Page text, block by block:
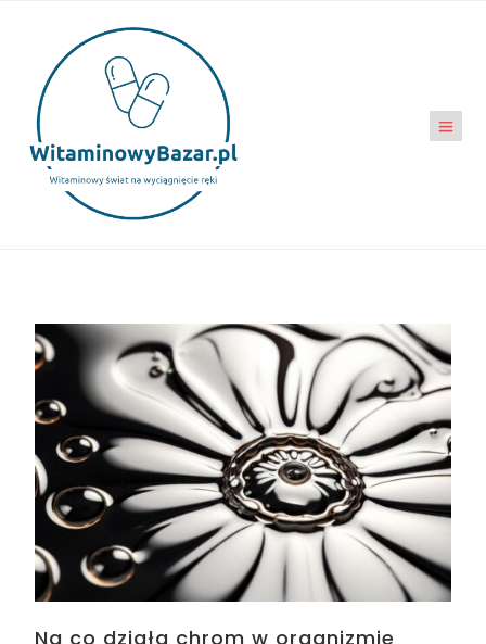
Na co działa chrom w organizmie